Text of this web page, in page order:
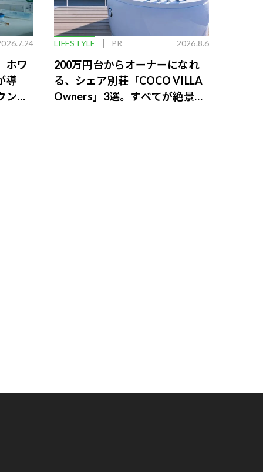
ホワ
導
ンジ
LIFESTYLE PR 2026.8.6
200万円台からオーナーになれ
る、シェア別荘「COCO VILLA
Owners」3選。すべてが絶景、